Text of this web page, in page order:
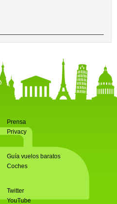
Prensa
Privacy
Guía vuelos baratos
Coches
Twitter
YouTube